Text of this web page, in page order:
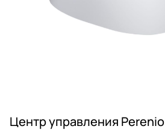
Центр управления Perenio